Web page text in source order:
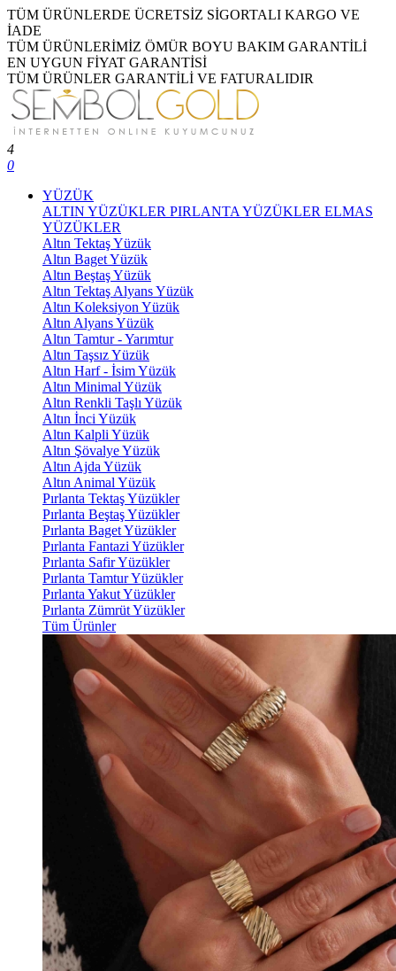
TÜM ÜRÜNLERDE ÜCRETSİZ SİGORTALI KARGO VE
İADE
TÜM ÜRÜNLERİMİZ ÖMÜR BOYU BAKIM GARANTİLİ
EN UYGUN FİYAT GARANTİSİ
TÜM ÜRÜNLER GARANTİLİ VE FATURALIDIR
4
0
YÜZÜK
ALTIN YÜZÜKLER PIRLANTA YÜZÜKLER ELMAS
YÜZÜKLER
Altın Tektaş Yüzük
Altın Baget Yüzük
Altın Beştaş Yüzük
Altın Tektaş Alyans Yüzük
Altın Koleksiyon Yüzük
Altın Alyans Yüzük
Altın Tamtur - Yarımtur
Altın Taşsız Yüzük
Altın Harf - İsim Yüzük
Altın Minimal Yüzük
Altın Renkli Taşlı Yüzük
Altın İnci Yüzük
Altın Kalpli Yüzük
Altın Şövalye Yüzük
Altın Ajda Yüzük
Altın Animal Yüzük
Pırlanta Tektaş Yüzükler
Pırlanta Beştaş Yüzükler
Pırlanta Baget Yüzükler
Pırlanta Fantazi Yüzükler
Pırlanta Safir Yüzükler
Pırlanta Tamtur Yüzükler
Pırlanta Yakut Yüzükler
Pırlanta Zümrüt Yüzükler
Tüm Ürünler